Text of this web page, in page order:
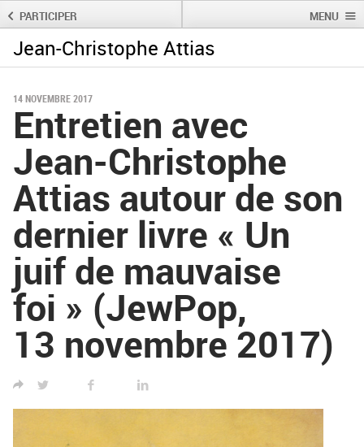
PARTICIPER MENU
Jean-Christophe Attias
14 NOVEMBRE 2017
Entretien avec
Jean-Christophe
Attias autour de son
dernier livre « Un
juif de mauvaise
foi » (JewPop,
13 novembre 2017)
Rechercher : Rechercher